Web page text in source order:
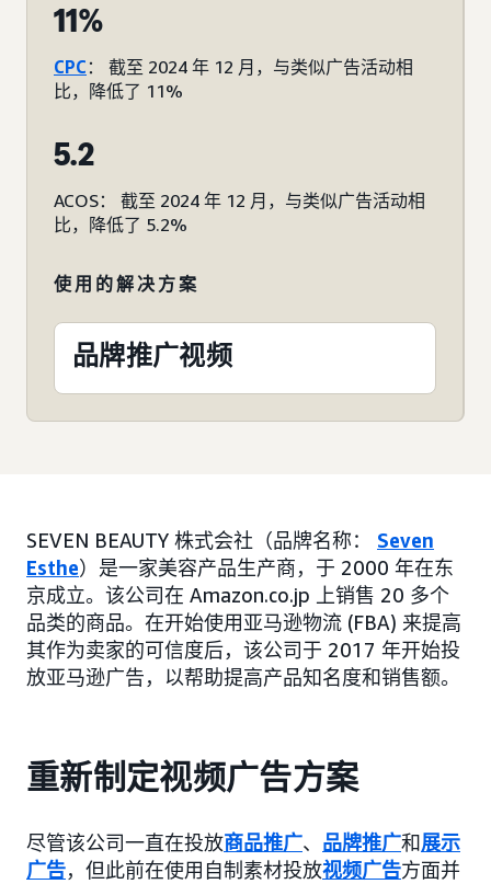
11%
CPC ： 截至 2024 年 12 月，与类似广告活动相
比，降低了 11%
5.2
ACOS： 截至 2024 年 12 月，与类似广告活动相
比，降低了 5.2%
使用的解决方案
品牌推广视频
SEVEN BEAUTY 株式会社（品牌名称： Seven
Esthe）是一家美容产品生产商，于 2000 年在东
京成立。该公司在 Amazon.co.jp 上销售 20 多个
品类的商品。在开始使用亚马逊物流 (FBA) 来提高
其作为卖家的可信度后，该公司于 2017 年开始投
放亚马逊广告，以帮助提高产品知名度和销售额。
重新制定视频广告方案
尽管该公司一直在投放商品推广、 品牌推广和展示
广告，但此前在使用自制素材投放视频广告方面并